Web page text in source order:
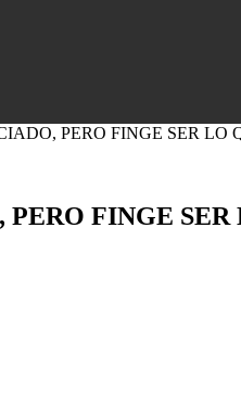
PERO FINGE SER LO
FINGE SER